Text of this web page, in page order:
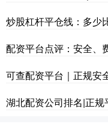
炒股杠杆平仓线：多少
配资平台点评：安全、
可查配资平台｜正规安
湖北配资公司排名|正规